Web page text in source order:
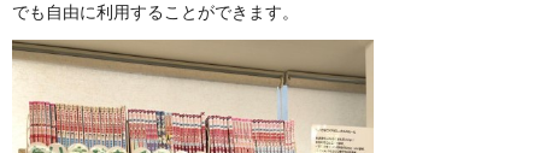
でも自由に利用することができます。